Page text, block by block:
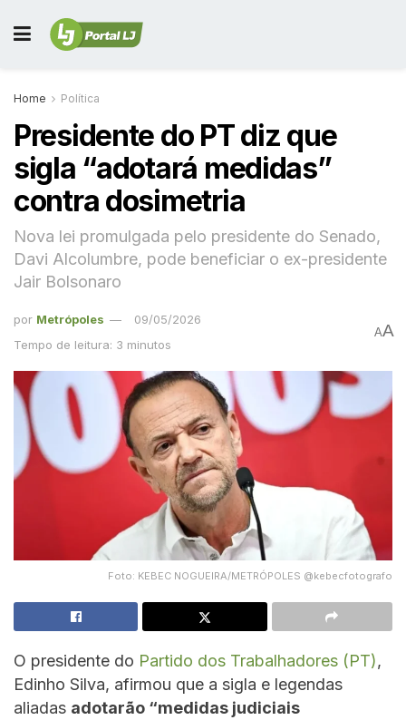
Home Política
Presidente do PT diz que
sigla “adotará medidas”
contra dosimetria
Nova lei promulgada pelo presidente do Senado,
Davi Alcolumbre, pode beneficiar o ex-presidente
Jair Bolsonaro
por Metrópoles
09/05/2026
Tempo de leitura: 3 minutos
AA
Foto: KEBEC NOGUEIRA/METRÓPOLES @kebecfotografo
O presidente do Partido dos Trabalhadores (PT),
Edinho Silva, afirmou que a sigla e legendas
aliadas adotarão “medidas judiciais